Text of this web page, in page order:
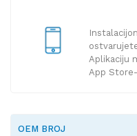
Aplikaciju
App
OEM BROJ